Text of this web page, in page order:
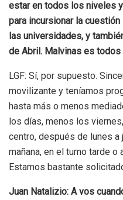
estar en todos los niveles
para incursionar la
las universidades, y
de Abril. Malvinas es
LGF: Sí, por supuesto.
movilizante y teníamos
hasta más o menos
los días, menos los
centro, después de lunes
mañana, en el turno tarde
Estamos bastante
Juan Natalizio: A vos